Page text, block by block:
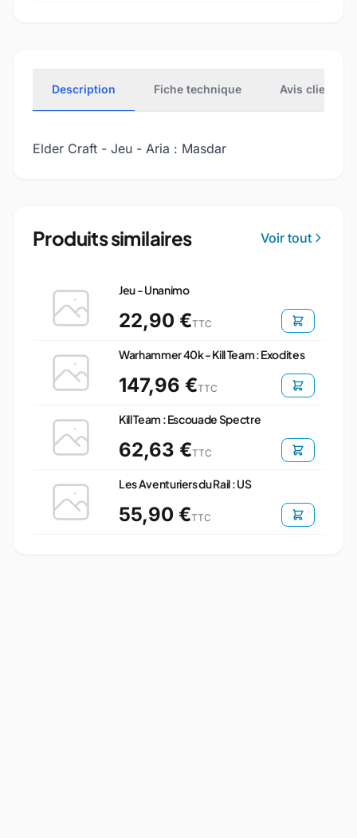
Description Fiche technique Avis clients
Elder Craft - Jeu - Aria : Masdar
Produits similaires Voir tout
Jeu - Unanimo
22,90 €TTC
Warhammer 40k - Kill Team : Exodites
147,96 €TTC
Kill Team : Escouade Spectre
62,63 €TTC
Les Aventuriers du Rail : US
55,90 €TTC